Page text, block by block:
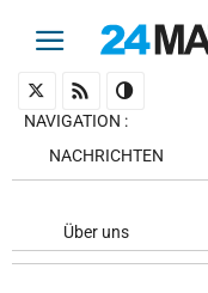
NAVIGATION :
NACHRICHTEN
Über uns